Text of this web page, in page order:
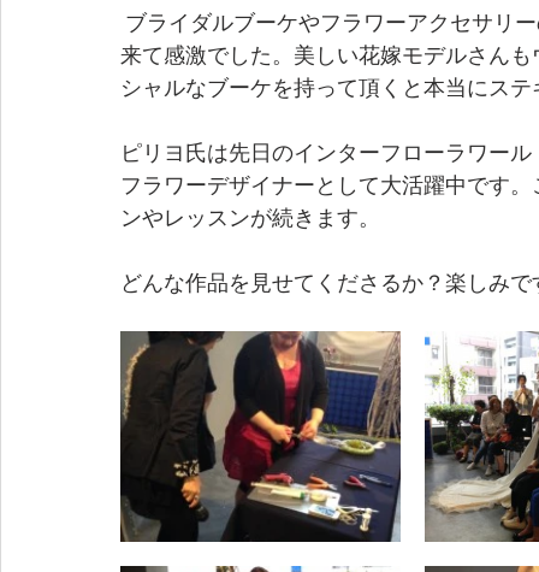
来て感激でした。美しい花嫁モデルさん
シャルなブーケを持って頂くと本当にス
ピリヨ氏は先日のインターフローラワー
フラワーデザイナーとして大活躍中です
ンやレッスンが続きます。
どんな作品を見せてくださるか？楽しみで